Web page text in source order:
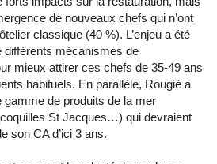
de nouveaux chefs qui n’ont
classique (40 %). L’enjeu a été
différents mécanismes de
mieux attirer ces chefs de 35-49 ans
habituels. En parallèle, Rougié a
gamme de produits de la mer
St Jacques…) qui devraient
son CA d’ici 3 ans.